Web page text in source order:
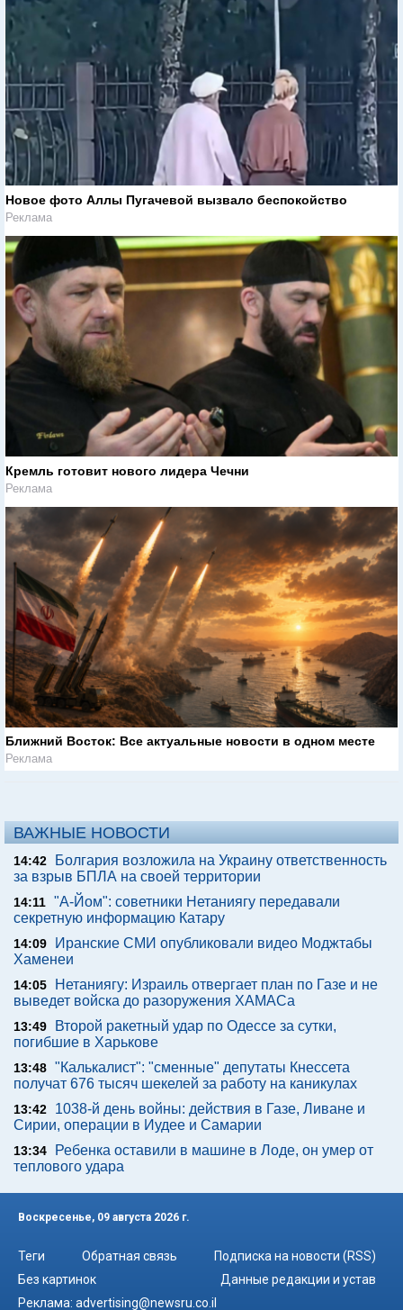
Новое фото Аллы Пугачевой вызвало беспокойство
Реклама
Кремль готовит нового лидера Чечни
Реклама
Ближний Восток: Все актуальные новости в одном месте
Реклама
ВАЖНЫЕ НОВОСТИ
14:42
Болгария возложила на Украину ответственность
за взрыв БПЛА на своей территории
14:11 "А-Йом": советники Нетаниягу передавали
секретную информацию Катару
14:09
Иранские СМИ опубликовали видео Моджтабы
Хаменеи
14:05
Нетаниягу: Израиль отвергает план по Газе и не
выведет войска до разоружения ХАМАСа
13:49
Второй ракетный удар по Одессе за сутки,
погибшие в Харькове
13:48 "Калькалист": "сменные" депутаты Кнессета
получат 676 тысяч шекелей за работу на каникулах
13:42
1038-й день войны: действия в Газе, Ливане и
Сирии, операции в Иудее и Самарии
13:34
Ребенка оставили в машине в Лоде, он умер от
теплового удара
Воскресенье, 09 августа 2026 г.
Теги Обратная связь
Подписка на новости (RSS)
Без картинок
Данные редакции и устав
Реклама: advertising@newsru.co.il